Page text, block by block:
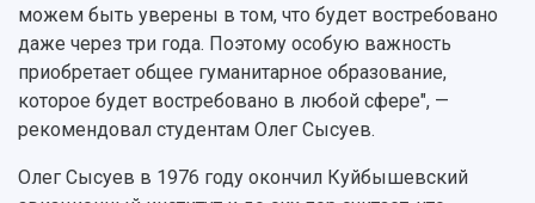
3D-тур по университету
Музеи
Учебный аэродром
Центр истории авиационных двигателей
Ботанический сад
Международный межвузовский кампус
Публикации и издания
Отчеты о проведенных конференциях
можем быть уверены в том, что будет востребовано
даже через три года. Поэтому особую важность
приобретает общее гуманитарное образование,
которое будет востребовано в любой сфере", —
рекомендовал студентам Олег Сысуев.
Олег Сысуев в 1976 году окончил Куйбышевский